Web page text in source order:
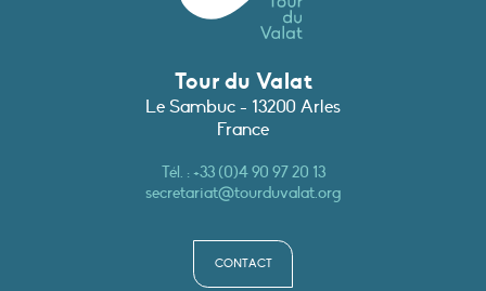
Tour du Valat
Le Sambuc - 13200 Arles
France
Tél. :+33 (0)4 90 97 20 13
secretariat@tourduvalat.org
CONTACT